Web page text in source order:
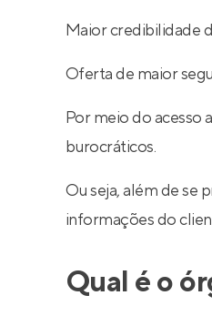
Maior credibilidade
Oferta de maior
Por meio do acesso
burocráticos.
Ou seja, além de se
informações do
Qual é o